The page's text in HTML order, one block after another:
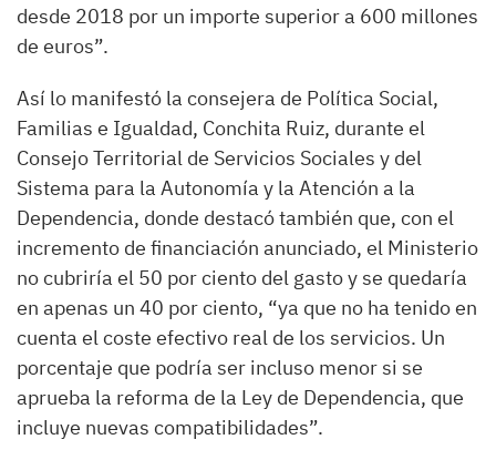
desde 2018 por un importe superior a 600 millones
de euros”.
Así lo manifestó la consejera de Política Social,
Familias e Igualdad, Conchita Ruiz, durante el
Consejo Territorial de Servicios Sociales y del
Sistema para la Autonomía y la Atención a la
Dependencia, donde destacó también que, con el
incremento de financiación anunciado, el Ministerio
no cubriría el 50 por ciento del gasto y se quedaría
en apenas un 40 por ciento, “ya que no ha tenido en
cuenta el coste efectivo real de los servicios. Un
porcentaje que podría ser incluso menor si se
aprueba la reforma de la Ley de Dependencia, que
incluye nuevas compatibilidades”.